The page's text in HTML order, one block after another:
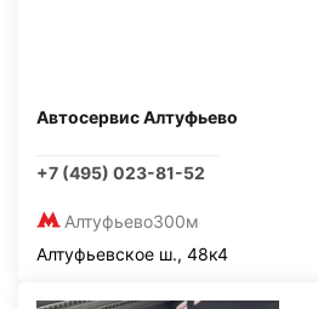
Автосервис Алтуфьево
+7 (495) 023-81-52
Алтуфьево300м
Алтуфьевское ш., 48к4